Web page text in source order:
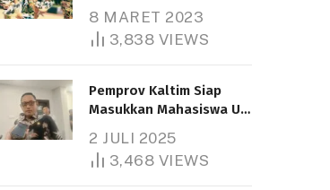
8 MARET 2023
3,838 VIEWS
Pemprov Kaltim Siap
Masukkan Mahasiswa UT
Bantuan Pendidikan
Gratispol
2 JULI 2025
3,468 VIEWS